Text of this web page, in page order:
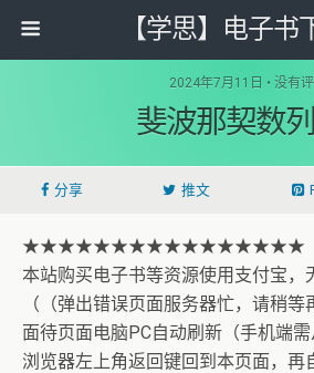
【学思】电子书
2024年7月11日 • 没有
斐波那契数
分享 推文
★★★★★★★★★★★★★★★★
本站购买电子书等资源使用支付宝，
（（弹出错误页面服务器忙，请稍
面待页面电脑PC自动刷新（手机端
浏览器左上角返回键回到本页面，再